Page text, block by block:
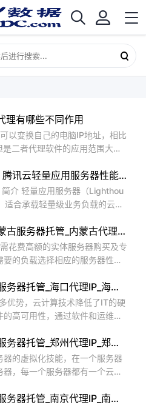
理有哪些不同作用
以变换自己的电脑IP地址，相比
二者代理软件的应用范围大小
般为80、8080、3128等；而IP
属于全局IP变更的一种，可以
脑等IP地址，也可以改变其他
○ 轻量应用服务器是什么？腾讯云轻量应用服务器性能解析
合承载轻量级业务负载的云服
境，并提供应用部署、配置和
提升构建应用的体验，是您使
○ 内蒙古云服务器租用_内蒙古服务器托管_内蒙古代理IP_内蒙古拨号VPS
的负载选择相应的服务器性能
消耗和时间。 云服务器可
机服务性价比的用户; 需要快速
的弹性扩展能力有需求的用户;
○ 海口云服务器租用_海口服务器托管_海口代理IP_海口拨号VPS
优势，云计算技术降低了IT的硬
高可用性，通过软件和运维工
○ 郑州云服务器租用_郑州服务器托管_郑州代理IP_郑州拨号VPS
的虚拟化技能，在一个服务器
器，每一个服务器都有一个云服
○ 南京云服务器租用_南京服务器托管_南京代理IP_南京拨号VPS